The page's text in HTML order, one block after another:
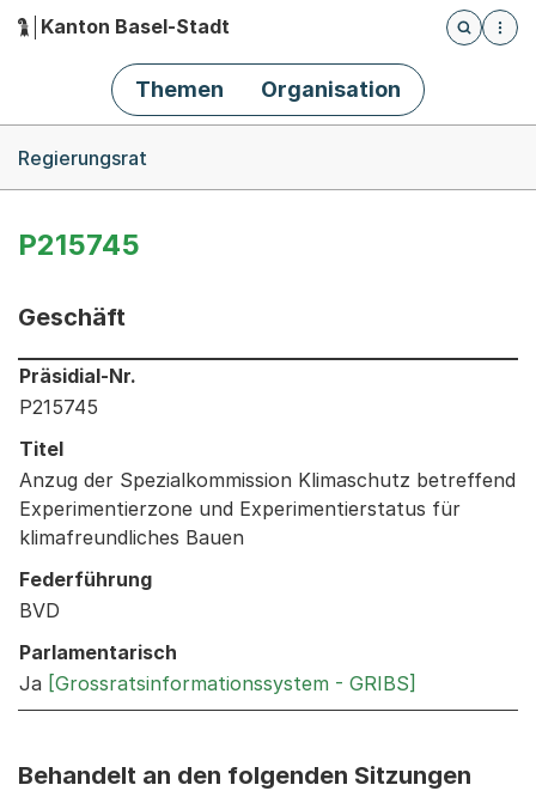
Hauptnavigation
Kanton Basel-Stadt
Öffnet
Themen Organisation
Regierungsrat
P215745
Geschäft
Informationen zum Ausgewählten Geschäft
Präsidial-Nr.
P215745
Titel
Anzug der Spezialkommission Klimaschutz betreffend
Experimentierzone und Experimentierstatus für
klimafreundliches Bauen
Federführung
BVD
Parlamentarisch
Ja [Grossratsinformationssystem - GRIBS]
Behandelt an den folgenden Sitzungen